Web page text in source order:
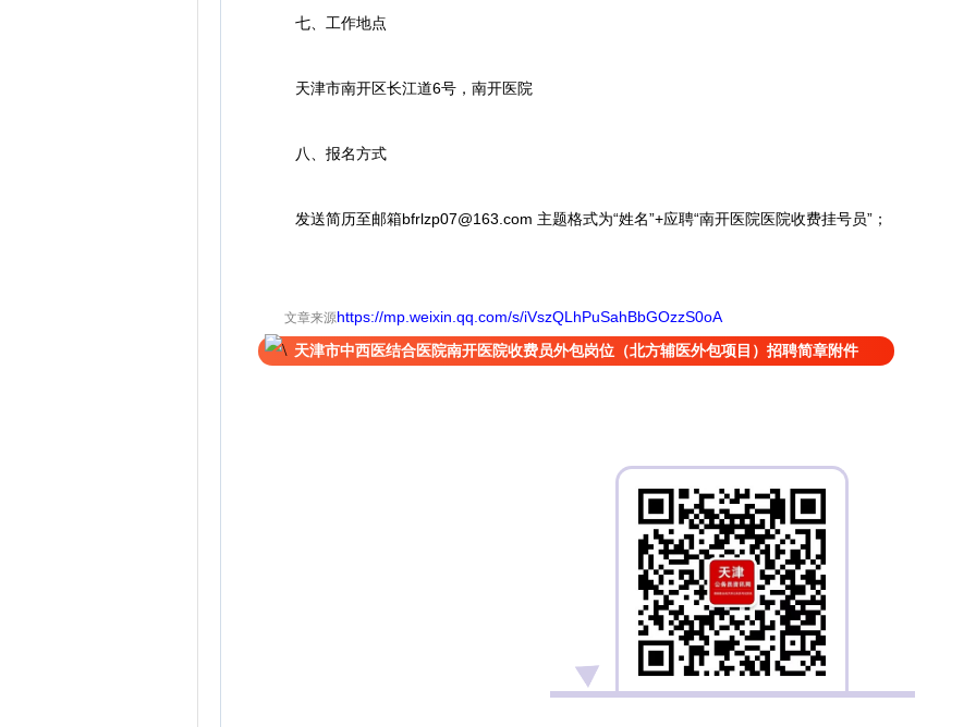
七、工作地点
天津市南开区长江道6号，南开医院
八、报名方式
发送简历至邮箱bfrlzp07@163.com 主题格式为“姓名”+应聘“南开医院医院收费挂号员”；
文章来源https://mp.weixin.qq.com/s/iVszQLhPuSahBbGOzzS0oA
天津市中西医结合医院南开医院收费员外包岗位（北方辅医外包项目）招聘简章附件